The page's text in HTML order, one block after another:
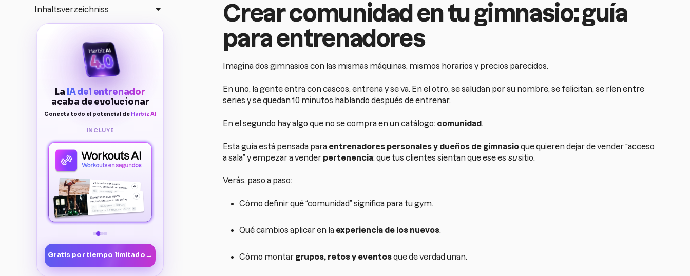
Inhaltsverzeichniss
La IA del entrenador
acaba de evolucionar
Conecta todo el potencial de Harbiz AI
INCLUYE
Gratis por tiempo limitado→
Crear comunidad en tu gimnasio: guía
para entrenadores
Imagina dos gimnasios con las mismas máquinas, mismos horarios y precios parecidos.
En uno, la gente entra con cascos, entrena y se va. En el otro, se saludan por su nombre, se felicitan, se ríen entre
series y se quedan 10 minutos hablando después de entrenar.
En el segundo hay algo que no se compra en un catálogo: comunidad.
Esta guía está pensada para entrenadores personales y dueños de gimnasioque quieren dejar de vender “acceso
a sala” y empezar a vender pertenencia: que tus clientes sientan que ese es susitio.
Verás, paso a paso:
Cómo definir qué “comunidad” significa para tu gym.
Qué cambios aplicar en la experiencia de los nuevos.
Cómo montar grupos, retos y eventosque de verdad unan.